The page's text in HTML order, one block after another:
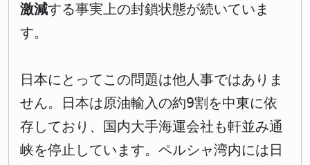
激減する事実上の封鎖状態が続いていま
す。
日本にとってこの問題は他人事ではありま
せん。日本は原油輸入の約9割を中東に依
存しており、国内大手海運会社も軒並み通
峡を停止しています。ペルシャ湾内には日